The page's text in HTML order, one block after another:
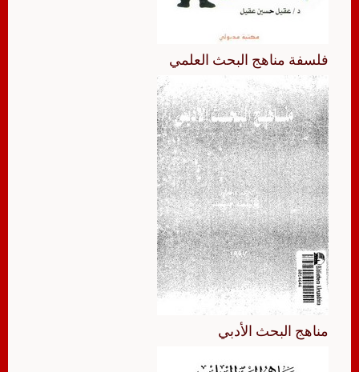
فلسفة مناهج البحث العلمي
مناهج البحث الأدبي